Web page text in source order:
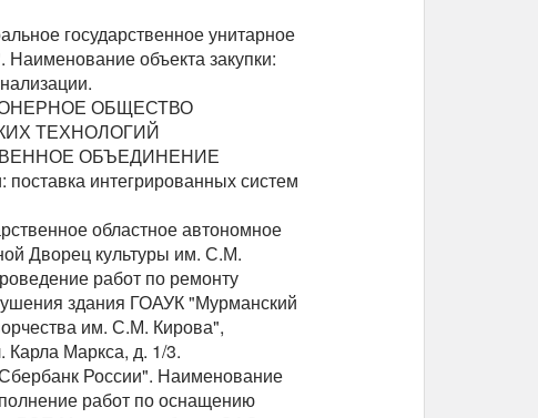
государственное унитарное
объекта закупки:
ОБЩЕСТВО
ТЕХНОЛОГИЙ
ОБЪЕДИНЕНИЕ
интегрированных систем
областное автономное
Дворец культуры им. С.М.
работ по ремонту
здания ГОАУК "Мурманский
им. С.М. Кирова",
Карла Маркса, д. 1/3.
России". Наименование
работ по оснащению